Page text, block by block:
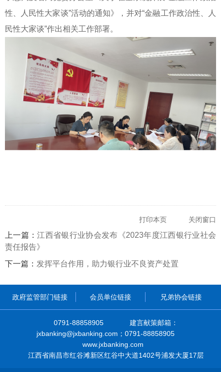
性、人民性大家谈”活动的通知》，并对“金融工作政治性、人
民性大家谈”作出相关工作部署。
打印本页 关闭窗口
上一篇：江西省银行业协会发布《2023年度江西银行业社会
责任报告》
下一篇： 发挥平台作用，助力银行业不良资产处置
政府监管部门链接 会员单位链接 兄弟协会链接
0791-88858905
建言献策邮箱：
jxbanking@jxbanking.com；0791-88858905
www.jxbanking.com
江西省南昌市红谷滩新区红谷中大道1402号浦发大厦17层